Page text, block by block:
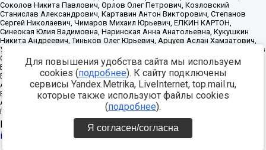
https://minjust.gov.ru/uploaded/files/reestr-
inostrannyih-agentov-22-03-2024.pdfданные на
Для повышения удобства сайта мы используем
cookies (подробнее). К сайту подключены
сервисы Yandex.Metrika, LiveInternet, top.mail.ru,
которые также используют файлы cookies
(подробнее).
Я согласен/согласна